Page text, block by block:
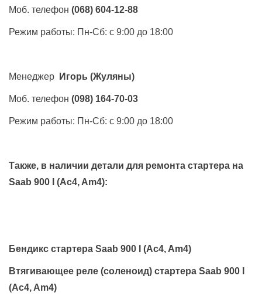
Моб. телефон (068) 604-12-88
Режим работы: Пн-Сб: с 9:00 до 18:00
Менеджер Игорь (Жуляны)
Моб. телефон (098) 164-70-03
Режим работы: Пн-Сб: с 9:00 до 18:00
Также, в наличии детали для ремонта стартера на
Saab 900 I (Ac4, Am4):
Бендикс стартера Saab 900 I (Ac4, Am4)
Втягивающее реле (соленоид) стартера Saab 900 I
(Ac4, Am4)